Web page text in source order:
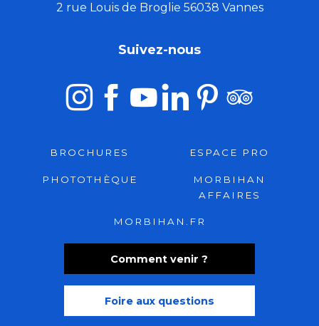
2 rue Louis de Broglie 56038 Vannes
Comment venir ?
Foire aux questions
Suivez-nous
BROCHURES ESPACE PRO
PHOTOTHÈQUE
MORBIHAN
AFFAIRES
MORBIHAN.FR